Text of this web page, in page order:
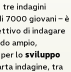
indagini
7000 giovani – è
di indagare
ampio,
lo sviluppo
indagine, tra